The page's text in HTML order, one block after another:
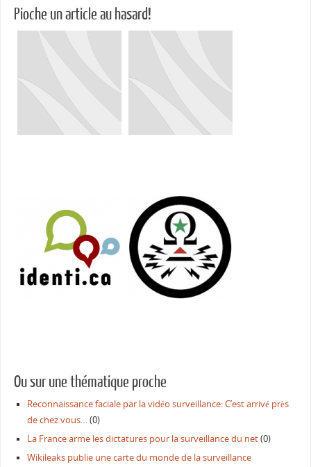
Pioche un article au hasard!
Ou sur une thématique proche
Reconnaissance faciale par la vidéo surveillance: C’est arrivé près
de chez vous… (0)
La France arme les dictatures pour la surveillance du net(0)
Wikileaks publie une carte du monde de la surveillance